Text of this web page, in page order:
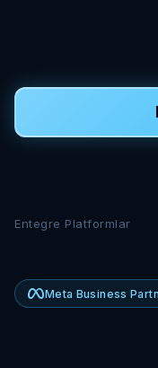
Entegre Platformlar
Meta Business